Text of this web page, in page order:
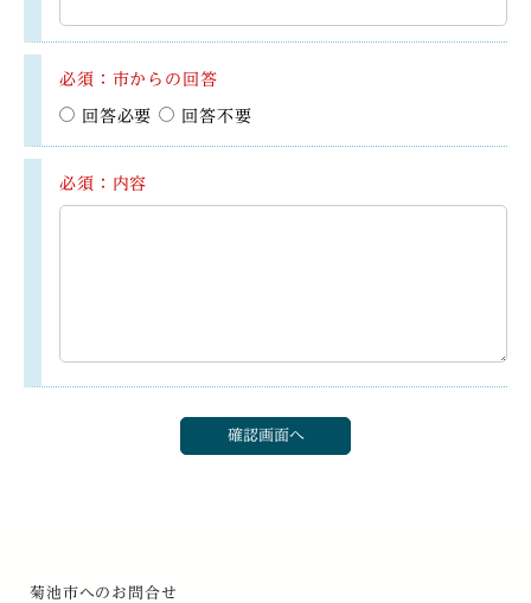
必須：市からの回答
回答必要 回答不要
必須：内容
菊池市へのお問合せ